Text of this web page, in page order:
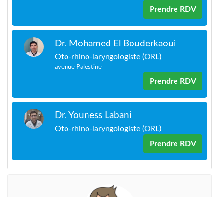
Prendre RDV
Dr. Mohamed El Bouderkaoui
Oto-rhino-laryngologiste (ORL)
avenue Palestine
Prendre RDV
Dr. Youness Labani
Oto-rhino-laryngologiste (ORL)
Prendre RDV